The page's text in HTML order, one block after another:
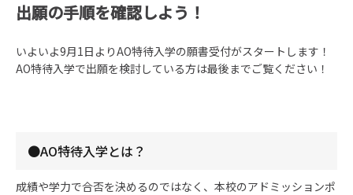
出願の手順を確認しよう！
いよいよ9月1日よりAO特待入学の願書受付がスタートします！
AO特待入学で出願を検討している方は最後までご覧ください！
●AO特待入学とは？
成績や学力で合否を決めるのではなく、本校のアドミッションポ